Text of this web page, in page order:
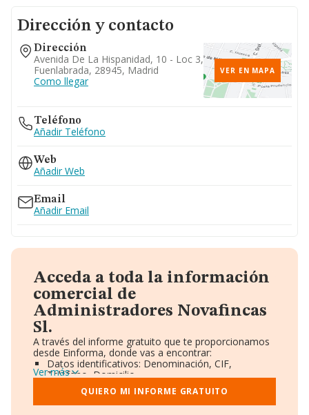
Dirección y contacto
Dirección
Avenida De La Hispanidad, 10 - Loc 3,
Fuenlabrada, 28945, Madrid
Como llegar
VER EN MAPA
Teléfono
Añadir Teléfono
Web
Añadir Web
Email
Añadir Email
Acceda a toda la información
comercial de
Administradores Novafincas
Sl.
A través del informe gratuito que te proporcionamos
desde Einforma, donde vas a encontrar:
Datos identificativos: Denominación, CIF,
Teléfono, Domicilio.
Informe Mercantil Completo (BORME).
Gráficos de Evolución Ventas y Empleados.
Consejo de Administración y Administradores.
Ver más
QUIERO MI INFORME GRATUITO